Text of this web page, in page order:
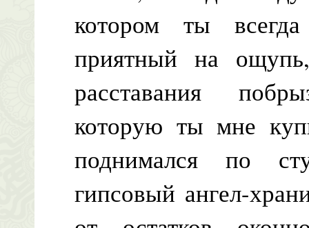
котором ты
приятный на
расставания
которую ты мне
поднимался по
гипсовый ангел-